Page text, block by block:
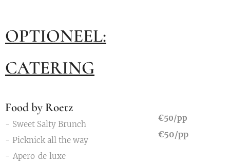
OPTIONEEL:
CATERING
Food by Roetz
- Sweet Salty Brunch
- Picknick all the way
- Apero de luxe
€50/pp
€50/pp